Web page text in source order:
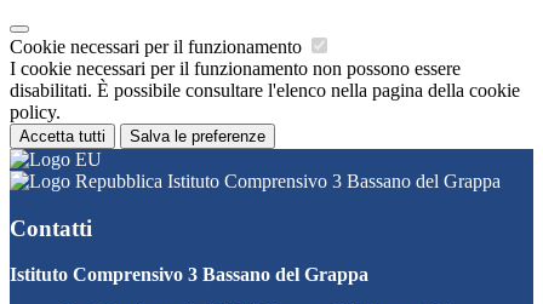
Cookie necessari per il funzionamento
I cookie necessari per il funzionamento non possono essere
disabilitati. È possibile consultare l'elenco nella pagina della cookie
policy.
Accetta tutti Salva le preferenze
Istituto Comprensivo 3 Bassano del Grappa
Contatti
Istituto Comprensivo 3 Bassano del Grappa